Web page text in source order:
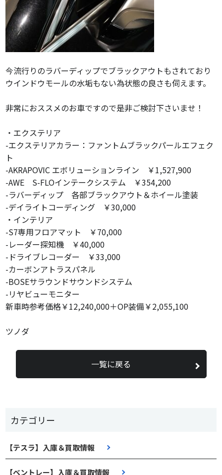
カテゴリー
【テスラ】入庫＆買取情報
【ベントレー】入庫＆買取情報
今流行りのラバーディップでブラックアウトもされており
ウインドウモールの水垢もない為状態の良さも伺えます。
非常におススメのお車ですので是非ご検討下さいませ！
・エクステリア
-エクステリアカラー：ファントムブラックパールエフェク
ト
-AKRAPOVIC エボリューションライン ￥1,527,900
-AWE S-FLOインテークシステム ￥354,200
-ラバーディップ 各部ブラックアウト＆ホイール塗装
-デイライトコーディング ￥30,000
・インテリア
-S7専用フロアマット ￥70,000
-レーダー探知機 ￥40,000
-ドライブレコーダー ￥33,000
-カーボンアトラスパネル
-BOSEサラウンドサウンドシステム
-リヤビューモニター
新車時参考価格￥12,240,000＋OP装備￥2,055,100
ツノダ
一覧に戻る